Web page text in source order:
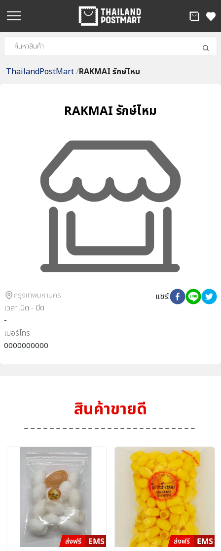
ThailandPostMart/RAKMAI รักษ์ไหม
RAKMAI รักษ์ไหม
กรุงเทพมหานคร
เวลาเปิด - ปิด
-
เบอร์โทร
0000000000
แชร์:
สินค้าขายดี